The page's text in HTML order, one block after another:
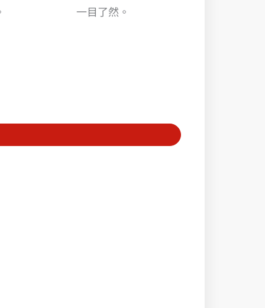
一目了然。